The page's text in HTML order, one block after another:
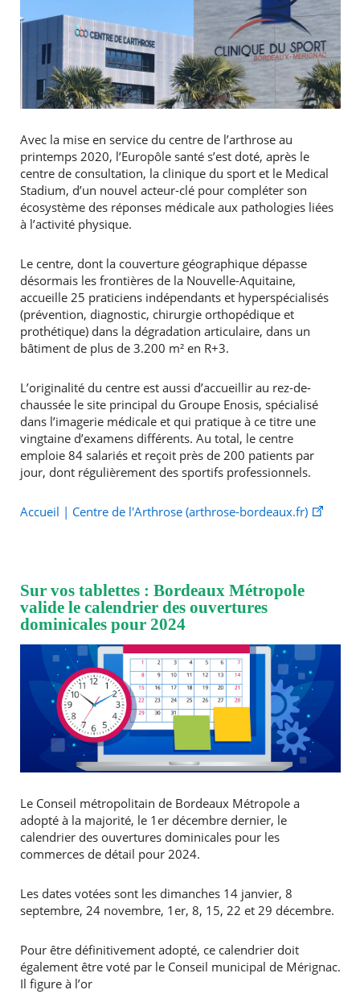
Avec la mise en service du centre de l’arthrose au
printemps 2020, l’Europôle santé s’est doté, après le
centre de consultation, la clinique du sport et le Medical
Stadium, d’un nouvel acteur-clé pour compléter son
écosystème des réponses médicale aux pathologies liées
à l’activité physique.
Le centre, dont la couverture géographique dépasse
désormais les frontières de la Nouvelle-Aquitaine,
accueille 25 praticiens indépendants et hyperspécialisés
(prévention, diagnostic, chirurgie orthopédique et
prothétique) dans la dégradation articulaire, dans un
bâtiment de plus de 3.200 m² en R+3.
L’originalité du centre est aussi d’accueillir au rez-de-
chaussée le site principal du Groupe Enosis, spécialisé
dans l’imagerie médicale et qui pratique à ce titre une
vingtaine d’examens différents. Au total, le centre
emploie 84 salariés et reçoit près de 200 patients par
jour, dont régulièrement des sportifs professionnels.
Accueil | Centre de l'Arthrose (arthrose-bordeaux.fr)
Sur vos tablettes : Bordeaux Métropole
valide le calendrier des ouvertures
dominicales pour 2024
Le Conseil métropolitain de Bordeaux Métropole a
adopté à la majorité, le 1er décembre dernier, le
calendrier des ouvertures dominicales pour les
commerces de détail pour 2024.
Les dates votées sont les dimanches 14 janvier, 8
septembre, 24 novembre, 1er, 8, 15, 22 et 29 décembre.
Pour être définitivement adopté, ce calendrier doit
également être voté par le Conseil municipal de Mérignac.
Il figure à l’or